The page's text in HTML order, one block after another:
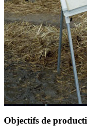
Objectifs de